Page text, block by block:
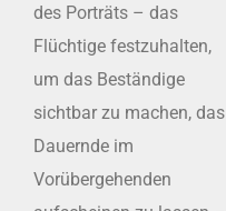
des Porträts – das
Flüchtige festzuhalten,
um das Beständige
sichtbar zu machen, das
Dauernde im
Vorübergehenden
unmittelbar plausibel
erscheinen, sondern dass
sich auch die
Dargestellten be- und